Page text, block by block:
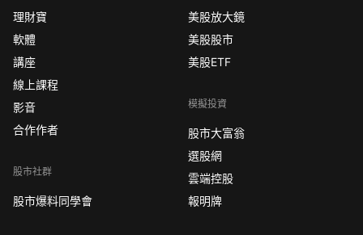
理財寶
軟體
講座
線上課程
影音
合作作者
股市社群
股市爆料同學會
美股放大鏡
美股股市
美股ETF
模擬投資
股市大富翁
選股網
雲端控股
報明牌